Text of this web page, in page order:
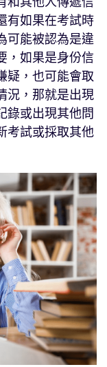
有如果在考試時
可能被認為是違
，如果是身份信
疑，也可能會取
況，那就是出現
錄或出現其他問
考試或採取其他